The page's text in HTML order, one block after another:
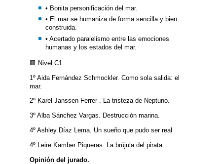
• Bonita personificación del mar.
• El mar se humaniza de forma sencilla y bien
construida.
• Acertado paralelismo entre las emociones
humanas y los estados del mar.
🟥 Nivel C1
1º Aida Fernández Schmockler. Como sola salida: el
mar.
2º Karel Janssen Ferrer . La tristeza de Neptuno.
3º Alba Sánchez Vargas. Destrucción marina.
4º Ashley Díaz Lema. Un sueño que pudo ser real
4º Leire Kamber Piqueras. La brújula del pirata
Opinión del jurado.